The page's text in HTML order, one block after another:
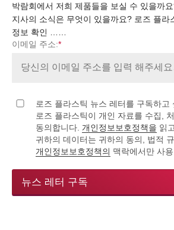
박람회에서 저희 제품들을 보실 수 있을까
지사의 소식은 무엇이 있을까요? 로즈 플라
정보 확인 ……
이메일 주소:*
로즈 플라스틱 뉴스 레터를 구독하고
로즈 플라스틱이 개인 자료를 수집,
동의합니다. 개인정보보호정책을 읽
귀하의 데이터는 귀하의 동의, 법적
개인정보보호정책의 맥락에서만 사용
뉴스 레터 구독